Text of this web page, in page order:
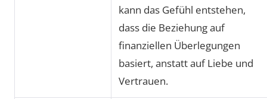
kann das Gefühl entstehen,
dass die Beziehung auf
finanziellen Überlegungen
basiert, anstatt auf Liebe und
Vertrauen.